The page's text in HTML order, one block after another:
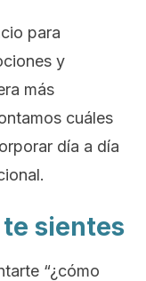
para
y
más
cuáles
día a día
sientes
“¿cómo